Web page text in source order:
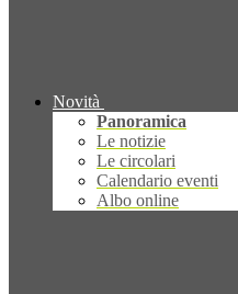
Novità
Panoramica
Le notizie
Le circolari
Calendario eventi
Albo online